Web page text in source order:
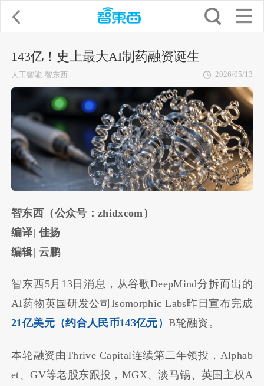
143亿！史上最大AI制药融资诞生
人工智能 智东西 2026/05/13
智东西（公众号：zhidxcom）
编译| 佳扬
编辑| 云鹏
智东西5月13日消息，从谷歌DeepMind分拆而出的
AI药物英国研发公司Isomorphic Labs昨日宣布完成
21亿美元（约合人民币143亿元）B轮融资。
本轮融资由Thrive Capital连续第二年领投，Alphab
et、GV等老股东跟投，MGX、淡马锡、英国主权A